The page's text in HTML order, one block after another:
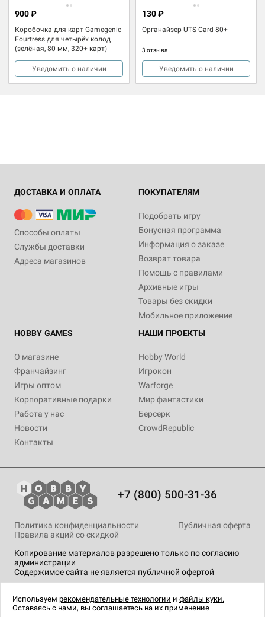
Коробочка для карт Gamegenic
Fourtress для четырёх колод
(зелёная, 80 мм, 320+ карт)
900 ₽
Уведомить о наличии
Органайзер UTS Card 80+
3 отзыва
130 ₽
Уведомить о наличии
ДОСТАВКА И ОПЛАТА
Способы оплаты
Службы доставки
Адреса магазинов
ПОКУПАТЕЛЯМ
Подобрать игру
Бонусная программа
Информация о заказе
Возврат товара
Помощь с правилами
Архивные игры
Товары без скидки
Мобильное приложение
HOBBY GAMES
О магазине
Франчайзинг
Игры оптом
Корпоративные подарки
Работа у нас
Новости
Контакты
НАШИ ПРОЕКТЫ
Hobby World
Игрокон
Warforge
Мир фантастики
Берсерк
CrowdRepublic
+7 (800) 500-31-36
Копирование материалов разрешено только по согласию
администрации
Содержимое сайта не является публичной офертой
Политика конфиденциальности
Публичная оферта
Правила акций со скидкой
технологии .
Используем рекомендательные технологии и файлы куки.
Оставаясь с нами, вы соглашаетесь на их применение